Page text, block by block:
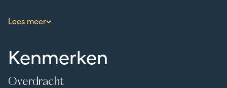
• 3 volwaardige slaapkamers;
• voorzien van airconditioning die kan koelen en
verwarmen;
Lees meer
Kenmerken
Overdracht